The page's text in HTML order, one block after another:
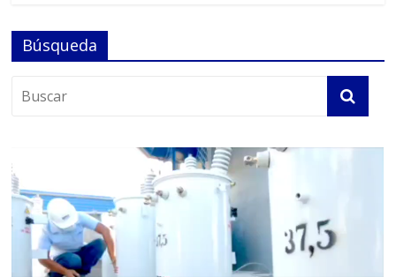
Búsqueda